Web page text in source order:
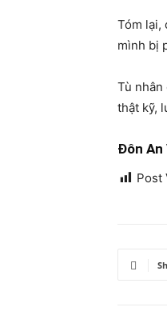
Tóm lại,
mình bị
Tù
thật kỹ,
Đôn An
Post